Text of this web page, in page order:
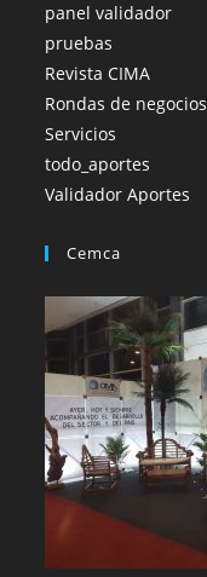
panel validador
pruebas
Revista CIMA
Rondas de negocios
Servicios
todo_aportes
Validador Aportes
Cemca